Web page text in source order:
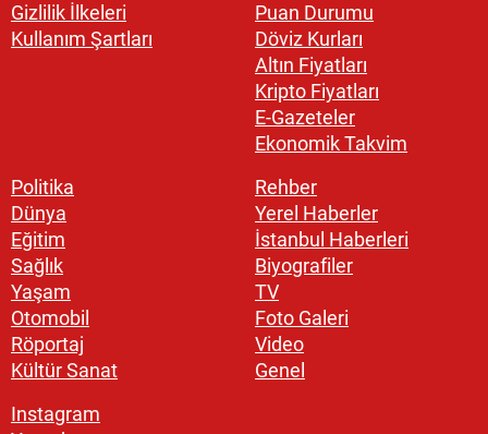
Gizlilik İlkeleri
Kullanım Şartları
Puan Durumu
Döviz Kurları
Altın Fiyatları
Kripto Fiyatları
E-Gazeteler
Ekonomik Takvim
Politika
Dünya
Eğitim
Sağlık
Yaşam
Otomobil
Röportaj
Kültür Sanat
Rehber
Yerel Haberler
İstanbul Haberleri
Biyografiler
TV
Foto Galeri
Video
Genel
Instagram